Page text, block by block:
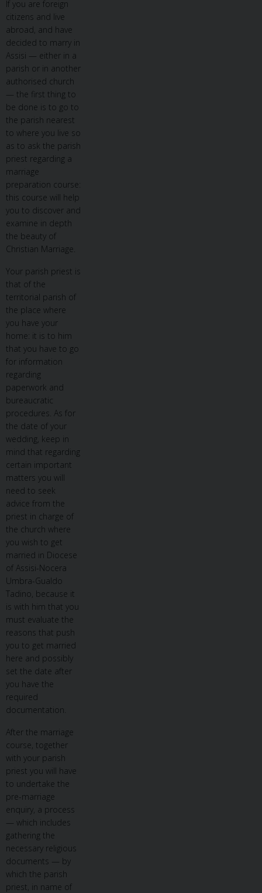
If you are foreign
citizens and live
abroad, and have
decided to marry in
Assisi — either in a
parish or in another
authorised church
— the first thing to
be done is to go to
the parish nearest
to where you live so
as to ask the parish
priest regarding a
marriage
preparation course:
this course will help
you to discover and
examine in depth
the beauty of
Christian Marriage.
Your parish priest is
that of the
territorial parish of
the place where
you have your
home: it is to him
that you have to go
for information
regarding
paperwork and
bureaucratic
procedures. As for
the date of your
wedding, keep in
mind that regarding
certain important
matters you will
need to seek
advice from the
priest in charge of
the church where
you wish to get
married in Diocese
of Assisi-Nocera
Umbra-Gualdo
Tadino, because it
is with him that you
must evaluate the
reasons that push
you to get married
here and possibly
set the date after
you have the
required
documentation.
After the marriage
course, together
with your parish
priest you will have
to undertake the
pre-marriage
enquiry, a process
— which includes
gathering the
necessary religious
documents — by
which the parish
priest, in name of